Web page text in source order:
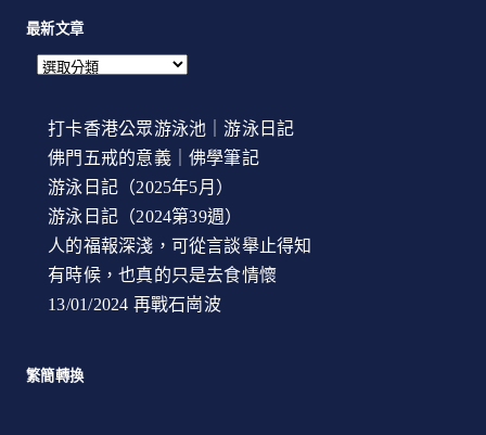
最新文章
打卡香港公眾游泳池｜游泳日記
佛門五戒的意義｜佛學筆記
游泳日記（2025年5月）
游泳日記（2024第39週）
人的福報深淺，可從言談舉止得知
有時候，也真的只是去食情懷
13/01/2024 再戰石崗波
繁簡轉換